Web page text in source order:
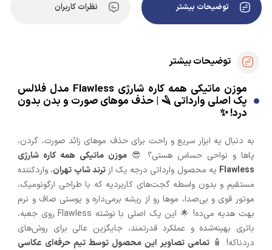
توضیحات بیشتر نظرات کاربران
توضیحات بیشتر
موزن ماتیکی همه کاره شارژی Flawless مدل فلالس
پک اصلی وارداتی 🪒 | حذف موهای صورت و بدن بدون
درد! ✨
به دنبال یه ابزار سریع و راحت برای حذف موهای زائد صورت، گردن،
پاها و نواحی حساس هستی؟ 😎موزن ماتیکی همه کاره شارژی
Flawless یه محصول وارداتی درجه یک ازترند شاپ تهران، واردکننده
مستقیم و بدون واسطه گجت‌های کاربردیه که با طراحی ارگونومیک،
موتور قوی و بی‌صدا، موها رو از ریشه برمی‌داره و پوستی صاف و نرم
بهت هدیه می‌ده! 🌟 این پک اصلی با نوشته Flawless روی جعبه،
باتری بهینه‌شده و عملکرد قدرتمند، جایگزین عالی برای روش‌های
دردناکه! 🧴تمامی تصاویر این محصول توسط تیم حرفه‌ای عکاسی